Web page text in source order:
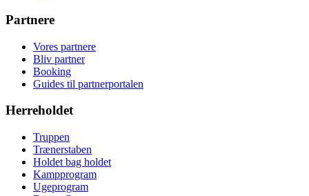
Partnere
Vores partnere
Bliv partner
Booking
Guides til partnerportalen
Herreholdet
Truppen
Trænerstaben
Holdet bag holdet
Kampprogram
Ugeprogram